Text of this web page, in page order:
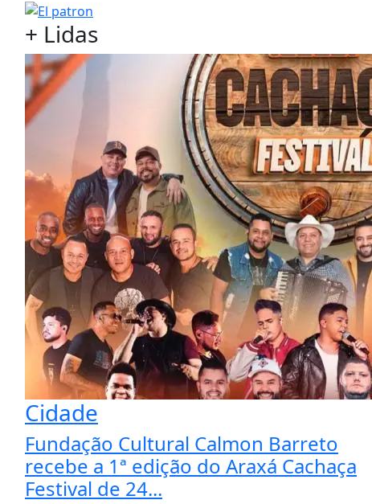
+ Lidas
Cidade
Fundação Cultural Calmon Barreto
recebe a 1ª edição do Araxá Cachaça
Festival de 24...